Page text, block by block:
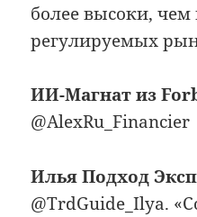
более высоки,
регулируемых
ИИ-Магнат из
@AlexRu_Financier
Илья Подход
@TrdGuide_Ilya.